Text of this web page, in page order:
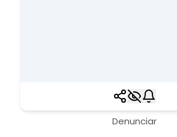
Denunciar